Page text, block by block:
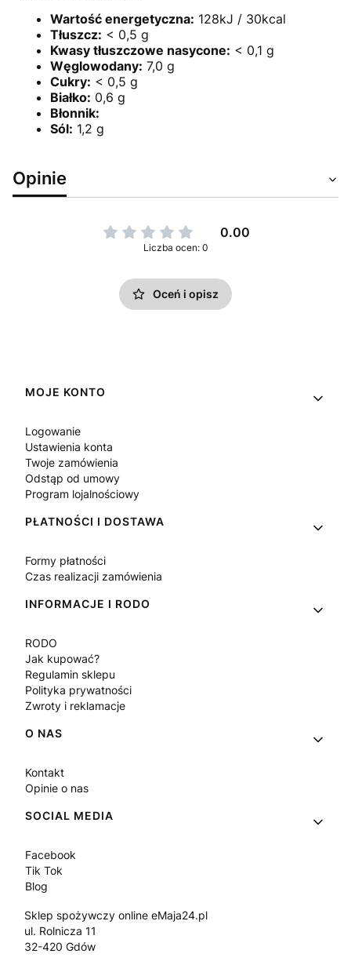
Wartość energetyczna: 128kJ / 30kcal
Tłuszcz: < 0,5 g
Kwasy tłuszczowe nasycone: < 0,1 g
Węglowodany: 7,0 g
Cukry: < 0,5 g
Białko: 0,6 g
Błonnik:
Sól: 1,2 g
Opinie
0.00
Liczba ocen: 0
Oceń i opisz
Linki w stopce
MOJE KONTO
Logowanie
Ustawienia konta
Twoje zamówienia
Odstąp od umowy
Program lojalnościowy
PŁATNOŚCI I DOSTAWA
Formy płatności
Czas realizacji zamówienia
INFORMACJE I RODO
RODO
Jak kupować?
Regulamin sklepu
Polityka prywatności
Zwroty i reklamacje
O NAS
Kontakt
Opinie o nas
SOCIAL MEDIA
Facebook
Tik Tok
Blog
Sklep spożywczy online eMaja24.pl
ul. Rolnicza 11
32-420 Gdów